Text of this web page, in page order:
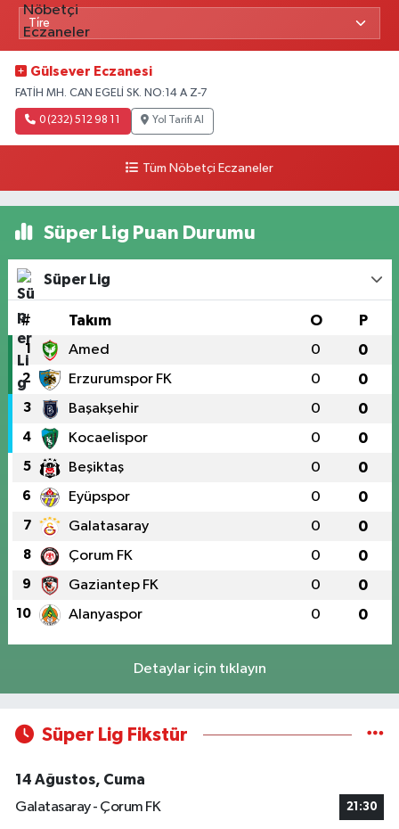
Gülsever Eczanesi
FATİH MH. CAN EGELİ SK. NO:14 A Z-7
0 (232) 512 98 11 Yol Tarifi Al
Tüm Nöbetçi Eczaneler
Süper Lig Puan Durumu
Süper Lig
# Takım O P
1 Amed 0 0
2 Erzurumspor FK 0 0
3 Başakşehir 0 0
4 Kocaelispor 0 0
5 Beşiktaş 0 0
6 Eyüpspor 0 0
7 Galatasaray 0 0
8 Çorum FK 0 0
9 Gaziantep FK 0 0
10 Alanyaspor 0 0
Detaylar için tıklayın
Süper Lig Fikstür
14 Ağustos, Cuma
Galatasaray - Çorum FK
21:30